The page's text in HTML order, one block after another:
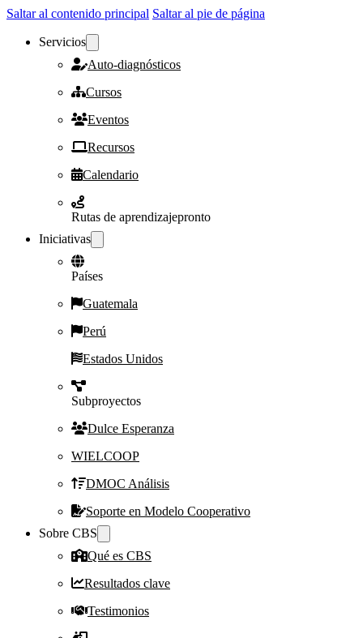
Saltar al contenido principal Saltar al pie de página
Servicios
Auto-diagnósticos
Cursos
Eventos
Recursos
Calendario
Rutas de aprendizajepronto
Iniciativas
Países
Guatemala
Perú
Estados Unidos
Subproyectos
Dulce Esperanza
WIELCOOP
DMOC Análisis
Soporte en Modelo Cooperativo
Sobre CBS
Qué es CBS
Resultados clave
Testimonios